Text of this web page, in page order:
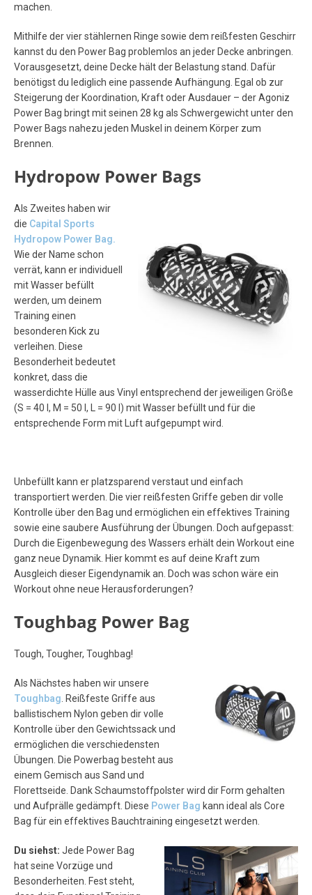
machen.
Mithilfe der vier stählernen Ringe sowie dem reißfesten Geschirr
kannst du den Power Bag problemlos an jeder Decke anbringen.
Vorausgesetzt, deine Decke hält der Belastung stand. Dafür
benötigst du lediglich eine passende Aufhängung. Egal ob zur
Steigerung der Koordination, Kraft oder Ausdauer – der Agoniz
Power Bag bringt mit seinen 28 kg als Schwergewicht unter den
Power Bags nahezu jeden Muskel in deinem Körper zum
Brennen.
Hydropow Power Bags
Als Zweites haben wir
die Capital Sports
Hydropow Power Bag.
Wie der Name schon
verrät, kann er individuell
mit Wasser befüllt
werden, um deinem
Training einen
besonderen Kick zu
verleihen. Diese
Besonderheit bedeutet
konkret, dass die
wasserdichte Hülle aus Vinyl entsprechend der jeweiligen Größe
(S = 40 l, M = 50 l, L = 90 l) mit Wasser befüllt und für die
entsprechende Form mit Luft aufgepumpt wird.
Unbefüllt kann er platzsparend verstaut und einfach
transportiert werden. Die vier reißfesten Griffe geben dir volle
Kontrolle über den Bag und ermöglichen ein effektives Training
sowie eine saubere Ausführung der Übungen. Doch aufgepasst:
Durch die Eigenbewegung des Wassers erhält dein Workout eine
ganz neue Dynamik. Hier kommt es auf deine Kraft zum
Ausgleich dieser Eigendynamik an. Doch was schon wäre ein
Workout ohne neue Herausforderungen?
Toughbag Power Bag
Tough, Tougher, Toughbag!
Als Nächstes haben wir unsere
Toughbag . Reißfeste Griffe aus
ballistischem Nylon geben dir volle
Kontrolle über den Gewichtssack und
ermöglichen die verschiedensten
Übungen. Die Powerbag besteht aus
einem Gemisch aus Sand und
Florettseide. Dank Schaumstoffpolster wird dir Form gehalten
und Aufprälle gedämpft. Diese Power Bag kann ideal als Core
Bag für ein effektives Bauchtraining eingesetzt werden.
Du siehst: Jede Power Bag
hat seine Vorzüge und
Besonderheiten. Fest steht,